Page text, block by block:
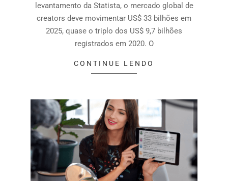
levantamento da Statista, o mercado global de
creators deve movimentar US$ 33 bilhões em
2025, quase o triplo dos US$ 9,7 bilhões
registrados em 2020. O
CONTINUE LENDO